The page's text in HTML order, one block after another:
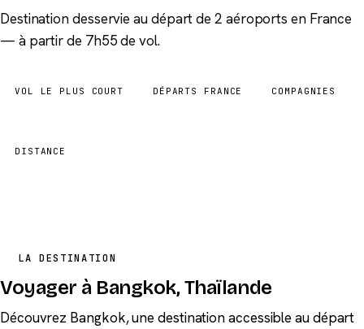
Destination desservie au départ de 2 aéroports en France
— à partir de 7h55 de vol.
VOL LE PLUS COURT DÉPARTS FRANCE COMPAGNIES
DISTANCE
LA DESTINATION
Voyager à Bangkok, Thaïlande
Découvrez Bangkok, une destination accessible au départ